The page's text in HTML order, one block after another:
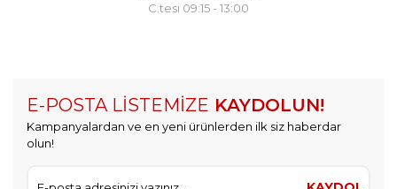
C.tesi 09:15 - 13:00
E-POSTA LİSTEMİZE KAYDOLUN!
Kampanyalardan ve en yeni ürünlerden ilk siz haberdar
olun!